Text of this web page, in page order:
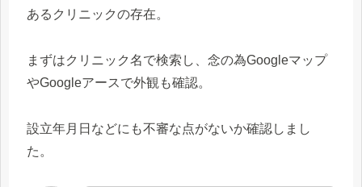
あるクリニックの存在。
まずはクリニック名で検索し、念の為Googleマップ
やGoogleアースで外観も確認。
設立年月日などにも不審な点がないか確認しまし
た。